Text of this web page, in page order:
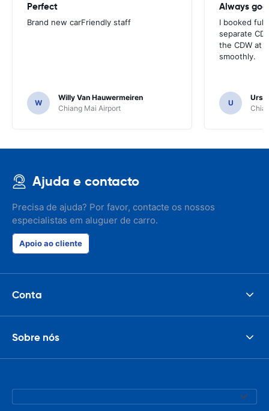
Perfect
Brand new carFriendly staff
W
Willy Van Hauwermeiren
Chiang Mai Airport
I booked full
separate
the CDW at
smoothly.
U
Urs
Ajuda e contacto
Precisa de ajuda? Por favor, contacte os nossos
especialistas em aluguer de carro.
Apoio ao cliente
Conta
Sobre nós